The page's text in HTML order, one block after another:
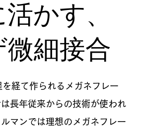
かす、
微細接合
経て作られるメガネフレー
長年従来からの技術が使われ
マンでは理想のメガネフレー